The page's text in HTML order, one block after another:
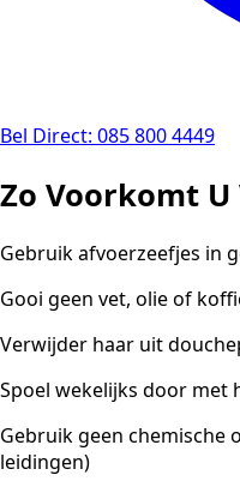
Bel Direct: 085 800 4449
Zo Voorkomt
Gebruik afvoerzeefjes in
Gooi geen vet, olie of
Verwijder haar uit
Spoel wekelijks door met
Gebruik geen chemische
leidingen)